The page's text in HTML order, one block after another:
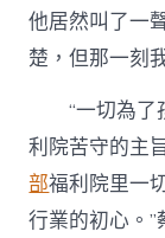
他居然叫了一
楚，但那一刻
“一切為
利院苦守的主
部福利院里一
行業的初心。